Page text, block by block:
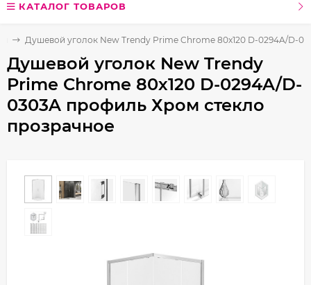
КАТАЛОГ ТОВАРОВ
Душевой уголок New Trendy Prime Chrome 80х120 D-0294A/D-
Душевой уголок New Trendy
Prime Chrome 80х120 D-0294A/D-
0303A профиль Хром стекло
прозрачное